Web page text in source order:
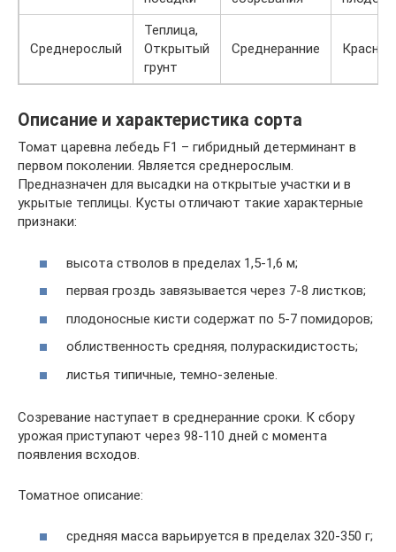
Среднерослый
Теплица,
Открытый
грунт
Среднеранние Красные
Описание и характеристика сорта
Томат царевна лебедь F1 – гибридный детерминант в
первом поколении. Является среднерослым.
Предназначен для высадки на открытые участки и в
укрытые теплицы. Кусты отличают такие характерные
признаки:
высота стволов в пределах 1,5-1,6 м;
первая гроздь завязывается через 7-8 листков;
плодоносные кисти содержат по 5-7 помидоров;
облиственность средняя, полураскидистость;
листья типичные, темно-зеленые.
Созревание наступает в среднеранние сроки. К сбору
урожая приступают через 98-110 дней с момента
появления всходов.
Томатное описание:
средняя масса варьируется в пределах 320-350 г;